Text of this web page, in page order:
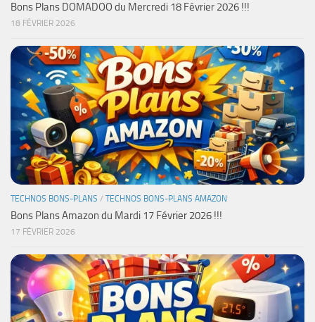
Bons Plans DOMADOO du Mercredi 18 Février 2026 !!!
18 FÉVRIER 2026
TECHNOS BONS-PLANS / TECHNOS BONS-PLANS AMAZON
Bons Plans Amazon du Mardi 17 Février 2026 !!!
17 FÉVRIER 2026